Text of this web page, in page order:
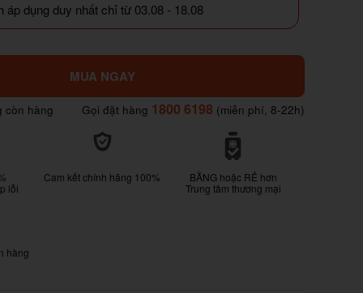
áp dụng duy nhất chỉ từ 03.08 - 18.08
MUA NGAY
còn hàng Gọi đặt hàng 1800 6198 (miễn phí, 8-22h)
lỗi
Cam kết chính hãng 100%
BẰNG hoặc RẺ hơn
Trung tâm thương mại
hàng